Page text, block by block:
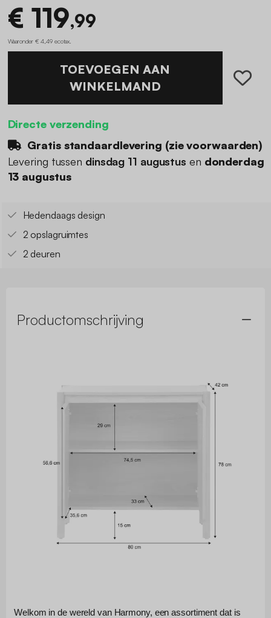
€ 119,99
Waaronder € 4,49 ecotax
TOEVOEGEN AAN
WINKELMAND
Directe verzending
Gratis standaardlevering (zie voorwaarden)
Levering tussen dinsdag 11 augustus en donderdag
13 augustus
Hedendaags design
2 opslagruimtes
2 deuren
Productomschrijving
Welkom in de wereld van Harmony, een assortiment dat is